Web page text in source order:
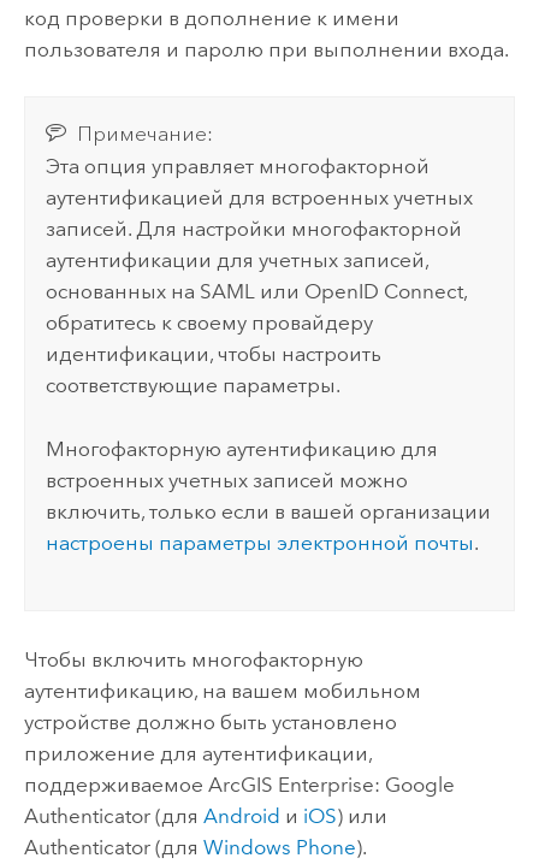
код проверки в дополнение к имени
пользователя и паролю при выполнении входа.
Примечание:
Эта опция управляет многофакторной
аутентификацией для встроенных учетных
записей. Для настройки многофакторной
аутентификации для учетных записей,
основанных на SAML или OpenID Connect,
обратитесь к своему провайдеру
идентификации, чтобы настроить
соответствующие параметры.
Многофакторную аутентификацию для
встроенных учетных записей можно
включить, только если в вашей организации
настроены параметры электронной почты.
Чтобы включить многофакторную
аутентификацию, на вашем мобильном
устройстве должно быть установлено
приложение для аутентификации,
поддерживаемое ArcGIS Enterprise: Google
Authenticator(для Android и iOS) или
Authenticator(для Windows Phone).